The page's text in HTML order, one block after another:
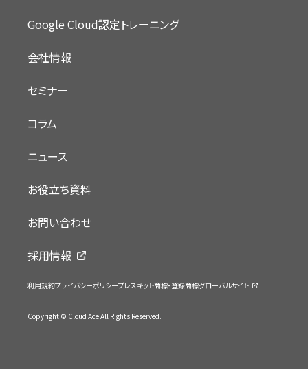
Google Cloud認定トレーニング
会社情報
セミナー
コラム
ニュース
お役立ち資料
お問い合わせ
採用情報
利用規約プライバシーポリシープレスキット商標・登録商標グローバルサイト
Copyright © Cloud Ace All Rights Reserved.